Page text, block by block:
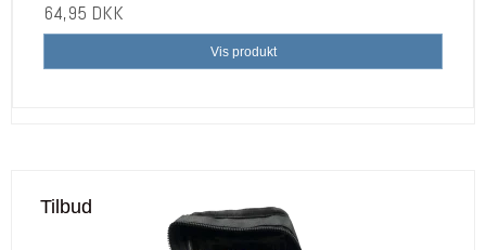
64,95 DKK
Vis produkt
Tilbud